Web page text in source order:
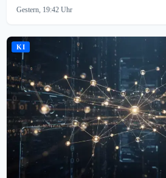
Gestern, 19:42 Uhr
KI